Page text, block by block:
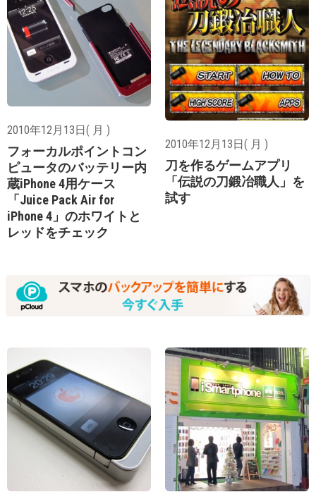
2010年12月13日( 月 )
フォーカルポイントコン
ピュータのバッテリー内
蔵iPhone 4用ケース
「Juice Pack Air for
iPhone 4」のホワイトと
レッドをチェック
2010年12月13日( 月 )
刀を作るゲームアプリ
「伝説の刀鍛冶職人」を
試す